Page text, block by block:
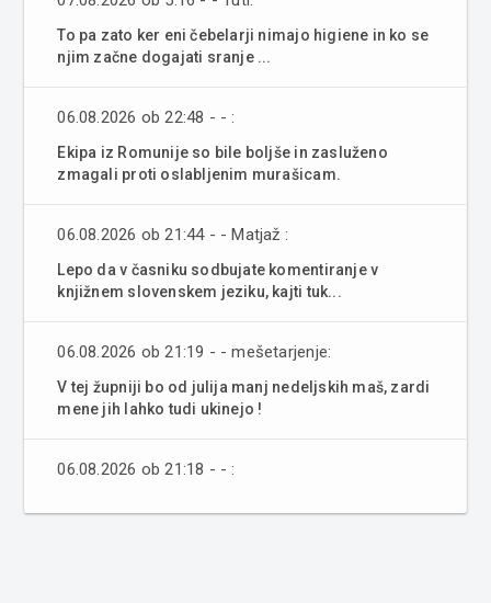
To pa zato ker eni čebelarji nimajo higiene in ko se
njim začne dogajati sranje ...
06.08.2026 ob 22:48 - - :
Ekipa iz Romunije so bile boljše in zasluženo
zmagali proti oslabljenim murašicam.
06.08.2026 ob 21:44 - - Matjaž :
Lepo da v časniku sodbujate komentiranje v
knjižnem slovenskem jeziku, kajti tuk...
06.08.2026 ob 21:19 - - mešetarjenje:
V tej župniji bo od julija manj nedeljskih maš, zardi
mene jih lahko tudi ukinejo !
06.08.2026 ob 21:18 - - :